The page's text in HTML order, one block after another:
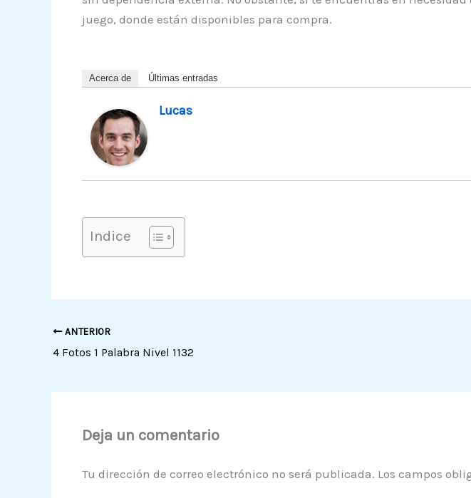
juego, donde están disponibles para compra.
Acerca de Últimas entradas
Lucas
Indice
ANTERIOR
4 Fotos 1 Palabra Nivel 1132
Deja un comentario
Tu dirección de correo electrónico no será publicada. Los campos